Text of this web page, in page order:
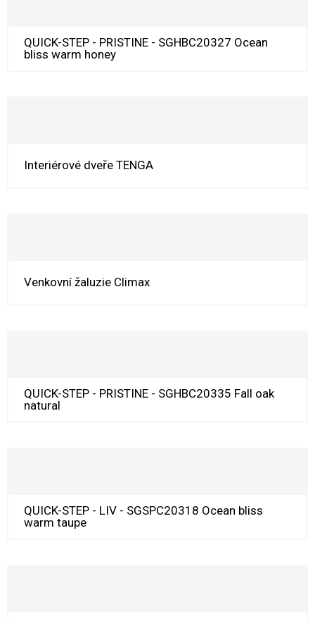
QUICK-STEP - PRISTINE - SGHBC20327 Ocean
bliss warm honey
Interiérové dveře TENGA
Venkovní žaluzie Climax
QUICK-STEP - PRISTINE - SGHBC20335 Fall oak
natural
QUICK-STEP - LIV - SGSPC20318 Ocean bliss
warm taupe